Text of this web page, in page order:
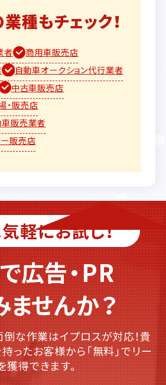
種もチェック！
者
商用車販売店
自動車オークション代行業者
中古車販売店
・販売店
車販売業者
ー販売店
軽にお試し！
広告・PR
ませんか？
な作業はイプロスが対応！貴
ったお客様から「無料」でリー
獲得できます。